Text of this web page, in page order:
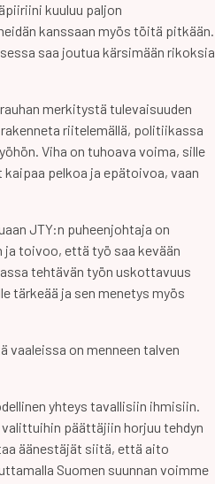
kuuluu paljon
kanssaan myös töitä pitkään.
saa joutua kärsimään rikoksia
merkitystä tulevaisuuden
riitelemällä, politiikassa
Viha on tuhoava voima, sille
pelkoa ja epätoivoa, vaan
JTY:n puheenjohtaja on
toivoo, että työ saa kevään
tehtävän työn uskottavuus
tärkeää ja sen menetys myös
on menneen talven
yhteys tavallisiin ihmisiin.
päättäjiin horjuu tehdyn
äänestäjät siitä, että aito
Suomen suunnan voimme